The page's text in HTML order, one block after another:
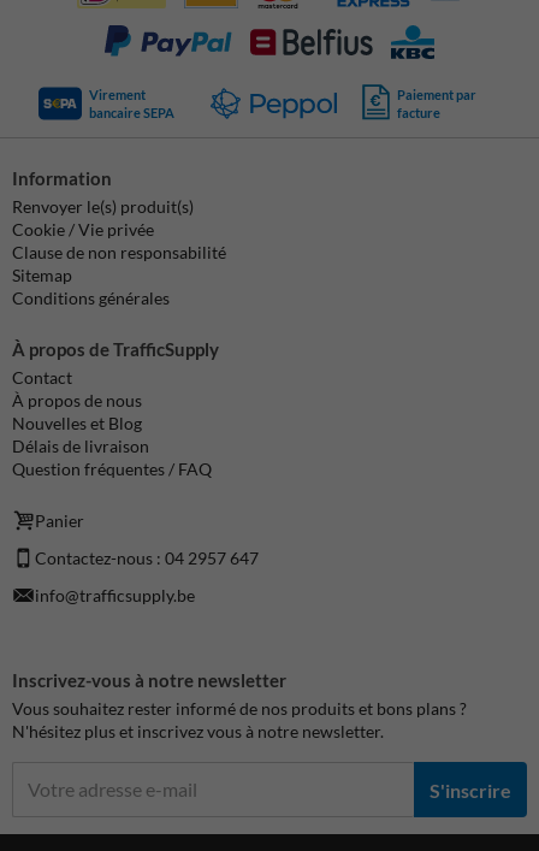
Virement
bancaire SEPA
Paiement par
facture
Information
Renvoyer le(s) produit(s)
Cookie / Vie privée
Clause de non responsabilité
Sitemap
Conditions générales
À propos de TrafficSupply
Contact
À propos de nous
Nouvelles et Blog
Délais de livraison
Question fréquentes / FAQ
Panier
Contactez-nous : 04 2957 647
info@trafficsupply.be
Inscrivez-vous à notre newsletter
Vous souhaitez rester informé de nos produits et bons plans ?
N'hésitez plus et inscrivez vous à notre newsletter.
S'inscrire